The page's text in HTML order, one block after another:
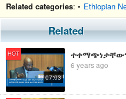
Related categories: • Ethiopian
Related
HOT
07:03
6 years ago